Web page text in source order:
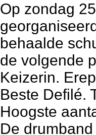
Op zondag
behaalde
de volgende
Keizerin.
Beste Defilé.
Hoogste
De